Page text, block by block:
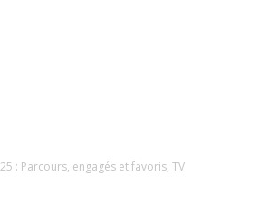
: Parcours, engagés et favoris, TV